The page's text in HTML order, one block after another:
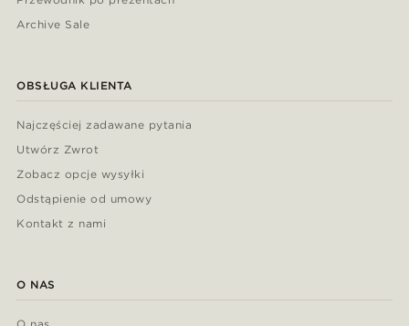
Archive Sale
OBSŁUGA KLIENTA
Najczęściej zadawane pytania
Utwórz Zwrot
Zobacz opcje wysyłki
Odstąpienie od umowy
Kontakt z nami
O NAS